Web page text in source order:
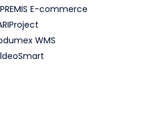
E-commerce
WMS